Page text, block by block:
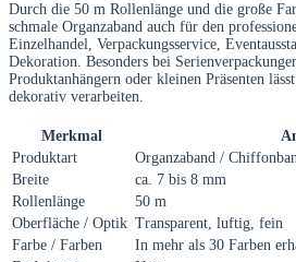
Durch die 50 m Rollenlänge und die große
schmale Organzaband auch für den
Einzelhandel, Verpackungsservice,
Dekoration. Besonders bei
Produktanhängern oder kleinen Präsenten
dekorativ verarbeiten.
Merkmal
Produktart
Organzaband /
Breite
ca. 7 bis 8 mm
Rollenlänge
50 m
Oberfläche / Optik Transparent, luftig, fein
Farbe / Farben
In mehr als 30 Farben